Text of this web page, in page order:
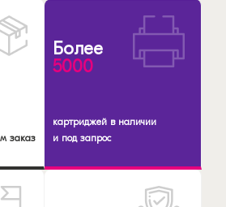
заказ
Более
5000
картриджей в наличии
и под запрос